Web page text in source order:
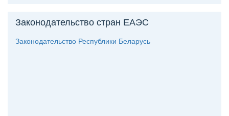
Законодательство стран ЕАЭС
Законодательство Республики Беларусь